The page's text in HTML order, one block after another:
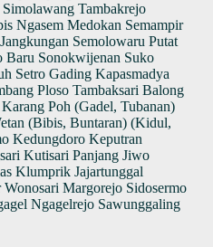
Tambakrejo
Ngasem Medokan Semampir
Semolowaru Putat
Baru Sonokwijenan Suko
Setro Gading Kapasmadya
Ploso Tambaksari Balong
Poh (Gadel, Tubanan)
(Bibis, Buntaran) (Kidul,
Kedungdoro Keputran
Kutisari Panjang Jiwo
Klumprik Jajartunggal
Margorejo Sidosermo
Ngagelrejo Sawunggaling